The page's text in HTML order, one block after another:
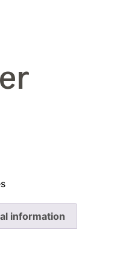
information